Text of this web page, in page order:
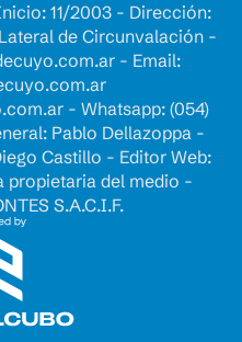
11/2003 - Dirección:
de Circunvalación -
- Email:
- Whatsapp: (054)
Pablo Dellazoppa -
Castillo - Editor Web:
propietaria del medio -
S.A.C.I.F.